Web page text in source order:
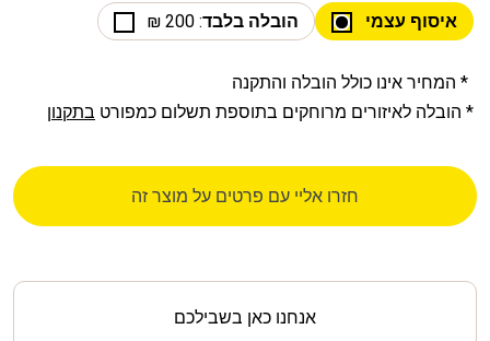
איסוף עצמי הובלה בלבד: 200 ₪
* המחיר אינו כולל הובלה והתקנה
* הובלה לאיזורים מרוחקים בתוספת תשלום כמפורט בתקנון
חזרו אליי עם פרטים על מוצר זה
אנחנו כאן בשבילכם